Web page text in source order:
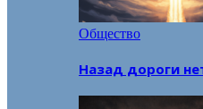
Общество
Назад дороги